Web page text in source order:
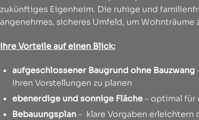
zukünftiges Eigenheim. Die ruhige und
angenehmes, sicheres Umfeld, um Wohnträume
Ihre Vorteile auf einen Blick:
aufgeschlossener Baugrund ohne Bauzwang
Ihren Vorstellungen zu planen
ebenerdige und sonnige Fläche - optimal für
Bebauungsplan - klare Vorgaben erleichtern